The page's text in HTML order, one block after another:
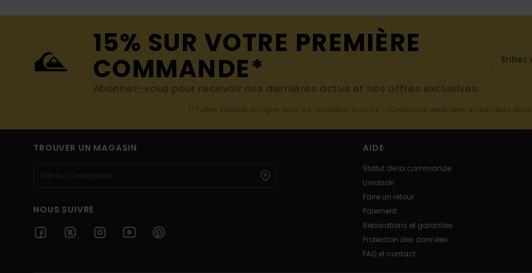
15% SUR VOTRE PREMIÈRE
COMMANDE*
Abonnez-vous pour recevoir nos dernières actus et nos offres exclusives.
(*) Offre valable en ligne pour les nouveaux inscrits - Conditions détaillées disponibles
TROUVER UN MAGASIN
NOUS SUIVRE
AIDE
Statut de la commande
Livraison
Faire un retour
Paiement
Réparations et garanties
Protection des données
FAQ et contact